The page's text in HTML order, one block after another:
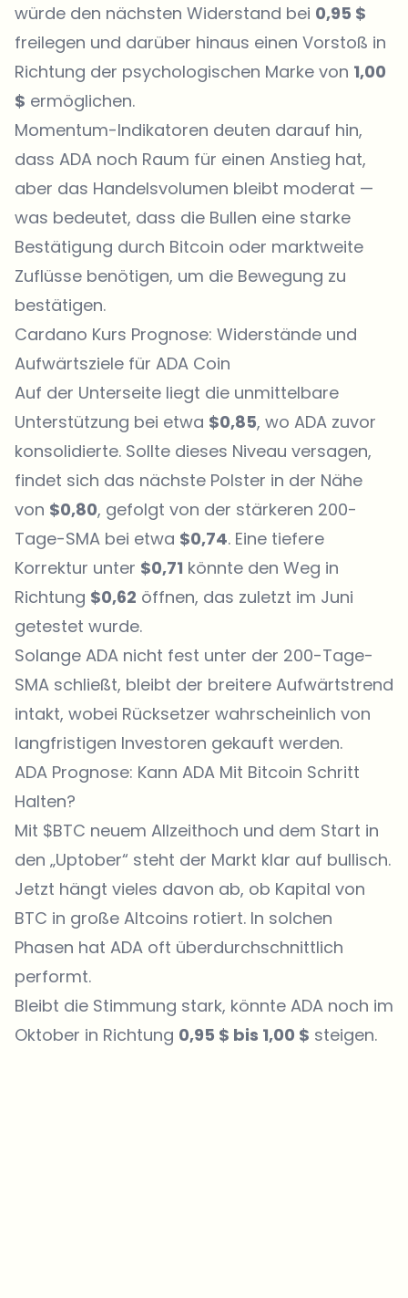
würde den nächsten Widerstand bei 0,95 $
freilegen und darüber hinaus einen Vorstoß in
Richtung der psychologischen Marke von 1,00
$ ermöglichen.
Momentum-Indikatoren deuten darauf hin,
dass ADA noch Raum für einen Anstieg hat,
aber das Handelsvolumen bleibt moderat —
was bedeutet, dass die Bullen eine starke
Bestätigung durch Bitcoin oder marktweite
Zuflüsse benötigen, um die Bewegung zu
bestätigen.
Cardano Kurs Prognose: Widerstände und
Aufwärtsziele für ADA Coin
Auf der Unterseite liegt die unmittelbare
Unterstützung bei etwa $0,85, wo ADA zuvor
konsolidierte. Sollte dieses Niveau versagen,
findet sich das nächste Polster in der Nähe
von $0,80, gefolgt von der stärkeren 200-
Tage-SMA bei etwa $0,74. Eine tiefere
Korrektur unter $0,71 könnte den Weg in
Richtung $0,62 öffnen, das zuletzt im Juni
getestet wurde.
Solange ADA nicht fest unter der 200-Tage-
SMA schließt, bleibt der breitere Aufwärtstrend
intakt, wobei Rücksetzer wahrscheinlich von
langfristigen Investoren gekauft werden.
ADA Prognose: Kann ADA Mit Bitcoin Schritt
Halten?
Mit $BTC neuem Allzeithoch und dem Start in
den „Uptober“ steht der Markt klar auf bullisch.
Jetzt hängt vieles davon ab, ob Kapital von
BTC in große Altcoins rotiert. In solchen
Phasen hat ADA oft überdurchschnittlich
performt.
Bleibt die Stimmung stark, könnte ADA noch im
Oktober in Richtung 0,95 $ bis 1,00 $ steigen.